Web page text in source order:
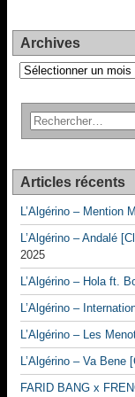
Archives
Archives
Articles récents
L’Algérino – Mention
L’Algérino – Andalé
2025
L’Algérino – Hola ft.
L’Algérino –
L’Algérino – Les
L’Algérino – Va
FARID BANG x